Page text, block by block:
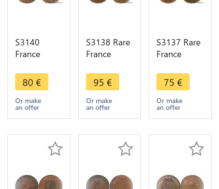
S3140
France
Bourgogne
Louis XIV
Prince de
Condé Fulta
1704 SUP
80 €
Or make
an offer
S3138 Rare
France
Etats
Bourgogne
Certa
Ducunt
TTB++ ->M
95 €
Or make
an offer
S3137 Rare
France
Jacques
Soirot
Vicomte
Maïeur
- Faire Offre
75 €
Or make
an offer